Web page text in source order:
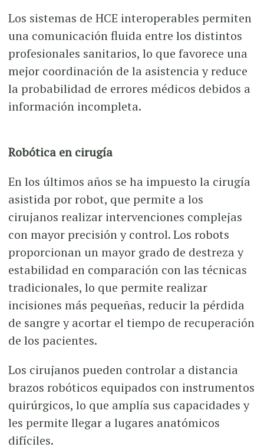
Los sistemas de HCE interoperables permiten
una comunicación fluida entre los distintos
profesionales sanitarios, lo que favorece una
mejor coordinación de la asistencia y reduce
la probabilidad de errores médicos debidos a
información incompleta.
Robótica en cirugía
En los últimos años se ha impuesto la cirugía
asistida por robot, que permite a los
cirujanos realizar intervenciones complejas
con mayor precisión y control. Los robots
proporcionan un mayor grado de destreza y
estabilidad en comparación con las técnicas
tradicionales, lo que permite realizar
incisiones más pequeñas, reducir la pérdida
de sangre y acortar el tiempo de recuperación
de los pacientes.
Los cirujanos pueden controlar a distancia
brazos robóticos equipados con instrumentos
quirúrgicos, lo que amplía sus capacidades y
les permite llegar a lugares anatómicos
difíciles.